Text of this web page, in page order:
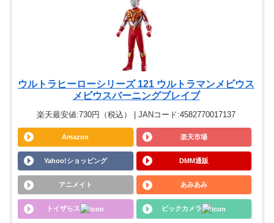
ウルトラヒーローシリーズ 121 ウルトラマンメビウス
メビウスバーニングブレイブ
楽天最安値:730円（税込） | JANコード:4582770017137
Amazon 楽天市場
Yahoo!ショッピング DMM通販
アニメイト あみあみ
トイザらス ビックカメラ